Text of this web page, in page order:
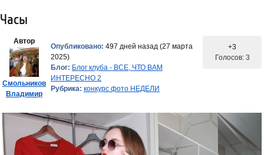
Часы
Автор
Смольников
Владимир
Опубликовано: 497 дней назад (27 марта
2025)
Блог: Блог клуба - ВСЕ, ЧТО ВАМ
ИНТЕРЕСНО 2
Рубрика: конкурс фото НЕДЕЛИ
+3
Голосов: 3